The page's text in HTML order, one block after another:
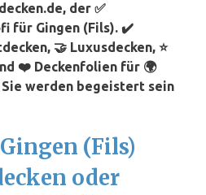
der ✅
für Gingen (Fils). ✔️
🤝 Luxusdecken, ⭐
❤️ Deckenfolien für 🌍
Sie werden begeistert sein
(Fils)
oder